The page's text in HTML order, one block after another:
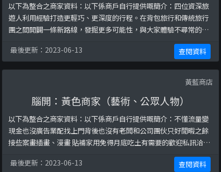
以下為整合之商家資料：以下係商戶自行提供嘅簡介：四位資深旅
遊人利用經驗打造更輕巧、更深度的行程。在背包旅行和傳統旅行
團之間開闢一條新路線，發掘更多可能性，與大家體驗不尋常的旅
https://www.facebook.com/sherpas.hk/posts/22701479166
33208/https://www.facebook.com/sherpas.hk/posts/ ...
最後更新：2023-06-13 查閱資料
黃藍商店
腦開：黃色商家（藝術、公眾人物）
以下為整合之商家資料：以下係商戶自行提供嘅簡介：不懂流量變
現金也沒廣告業配找上門背後也沒有老闆和公司團伙只好閒暇之餘
接些案畫插畫、漫畫 貼補家用免得月底吃土有需要的歡迎私訊洽談
https://www.facebook.com/101322021563545/posts/143941
最後更新：2023-06-13 查閱資料